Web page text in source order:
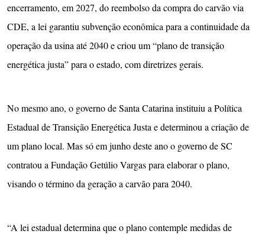
encerramento, em 2027, do reembolso da compra do carvão via
CDE, a lei garantiu subvenção econômica para a continuidade da
operação da usina até 2040 e criou um “plano de transição
energética justa” para o estado, com diretrizes gerais.
No mesmo ano, o governo de Santa Catarina instituiu a Política
Estadual de Transição Energética Justa e determinou a criação de
um plano local. Mas só em junho deste ano o governo de SC
contratou a Fundação Getúlio Vargas para elaborar o plano,
visando o término da geração a carvão para 2040.
“A lei estadual determina que o plano contemple medidas de